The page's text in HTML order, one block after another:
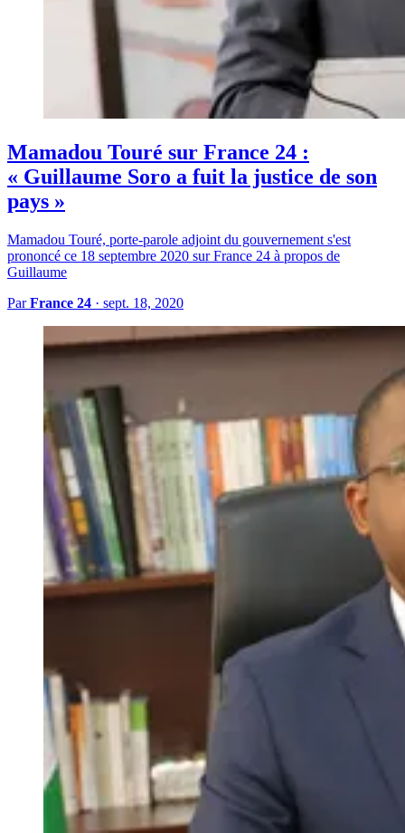
Mamadou Touré sur France 24 :
« Guillaume Soro a fuit la justice de son
pays »
Mamadou Touré, porte-parole adjoint du gouvernement s'est
prononcé ce 18 septembre 2020 sur France 24 à propos de
Guillaume
ParFrance 24 · sept. 18, 2020